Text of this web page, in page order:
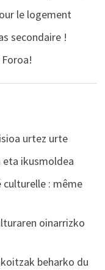
le logement
secondaire !
urtez urte
eta ikusmoldea
: même
oinarrizko
beharko du